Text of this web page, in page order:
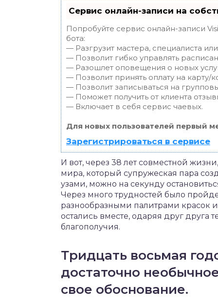
Сервис онлайн-записи на
Попробуйте сервис онлайн-записи
бота:
— Разгрузит мастера, специалиста
— Позволит гибко управлять
— Разошлет оповещения о новых
— Позволит принять оплату на карту/
— Позволит записываться на
— Поможет получить от клиента
— Включает в себя сервис чаевых.
Для новых пользователей первый
Зарегистрироваться в сервисе
И вот, через 38 лет совместной
мира, который супружеская пара
узами, можно на секунду
Через много трудностей было
разнообразными палитрами красок
остались вместе, одаряя друг
благополучия.
Тридцать восьмая
достаточно
свое обоснование.